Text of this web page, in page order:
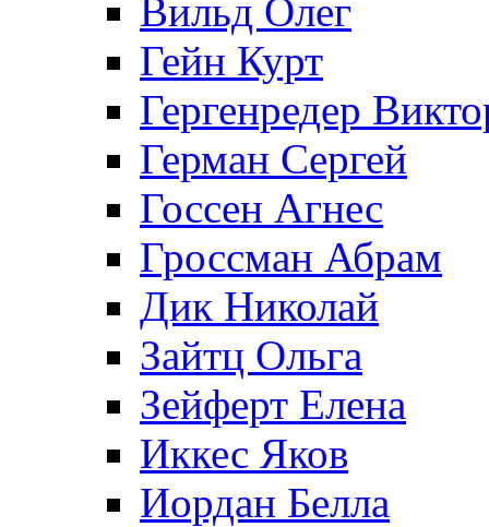
Вильд Олег
Гейн Курт
Гергенредер
Герман Сергей
Госсен Агнес
Гроссман Абрам
Дик Николай
Зайтц Ольга
Зейферт Елена
Иккес Яков
Иордан Белла